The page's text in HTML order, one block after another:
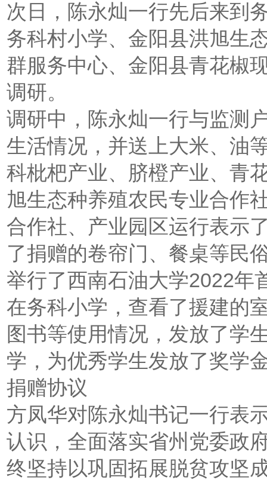
次日，陈永灿一行先后来到
务科村小学、金阳县洪旭生
群服务中心、金阳县青花椒
调研。
调研中，陈永灿一行与监测
生活情况，并送上大米、油
科枇杷产业、脐橙产业、青
旭生态种养殖农民专业合作
合作社、产业园区运行表示
了捐赠的卷帘门、餐桌等民
举行了西南石油大学2022年
在务科小学，查看了援建的
图书等使用情况，发放了学
学，为优秀学生发放了奖学
捐赠协议
方凤华对陈永灿书记一行表
认识，全面落实省州党委政
终坚持以巩固拓展脱贫攻坚